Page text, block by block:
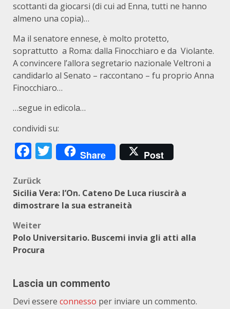
scottanti da giocarsi (di cui ad Enna, tutti ne hanno
almeno una copia)…
Ma il senatore ennese, è molto protetto,
soprattutto a Roma: dalla Finocchiaro e da Violante.
A convincere l’allora segretario nazionale Veltroni a
candidarlo al Senato – raccontano – fu proprio Anna
Finocchiaro…
…segue in edicola…
condividi su:
Facebook
Twitter
Share Post
Beitragsnavigation
Zurück
Sicilia Vera: l’On. Cateno De Luca riuscirà a
dimostrare la sua estraneità
Weiter
Polo Universitario. Buscemi invia gli atti alla
Procura
Lascia un commento
Devi essere connesso per inviare un commento.